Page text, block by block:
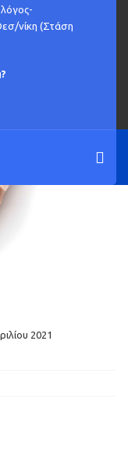
νίκη (Στάση
2021